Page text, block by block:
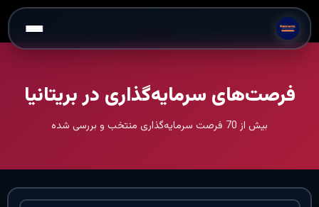
فرصت‌های سرمایه‌گذاری در بریتانیا
بیش از 70 فرصت سرمایه‌گذاری منتخب و بررسی شده